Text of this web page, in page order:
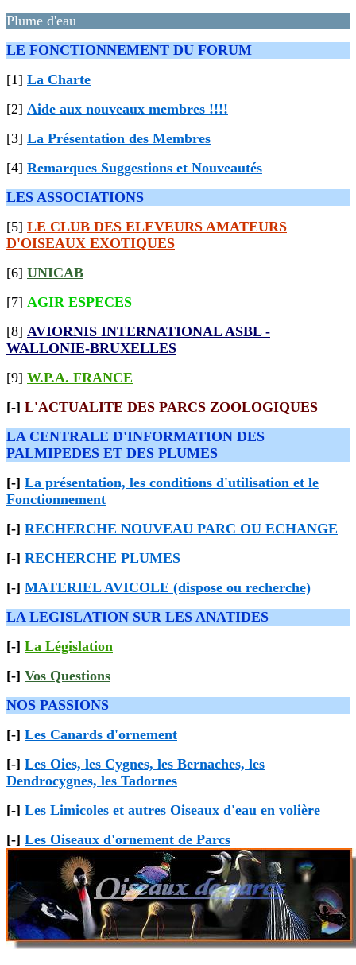
Plume d'eau
LE FONCTIONNEMENT DU FORUM
[1] La Charte
[2] Aide aux nouveaux membres !!!!
[3] La Présentation des Membres
[4] Remarques Suggestions et Nouveautés
LES ASSOCIATIONS
[5] LE CLUB DES ELEVEURS AMATEURS
D'OISEAUX EXOTIQUES
[6] UNICAB
[7] AGIR ESPECES
[8] AVIORNIS INTERNATIONAL ASBL -
WALLONIE-BRUXELLES
[9] W.P.A. FRANCE
[-] L'ACTUALITE DES PARCS ZOOLOGIQUES
LA CENTRALE D'INFORMATION DES
PALMIPEDES ET DES PLUMES
[-] La présentation, les conditions d'utilisation et le
Fonctionnement
[-] RECHERCHE NOUVEAU PARC OU ECHANGE
[-] RECHERCHE PLUMES
[-] MATERIEL AVICOLE (dispose ou recherche)
LA LEGISLATION SUR LES ANATIDES
[-] La Législation
[-] Vos Questions
NOS PASSIONS
[-] Les Canards d'ornement
[-] Les Oies, les Cygnes, les Bernaches, les
Dendrocygnes, les Tadornes
[-] Les Limicoles et autres Oiseaux d'eau en volière
[-] Les Oiseaux d'ornement de Parcs